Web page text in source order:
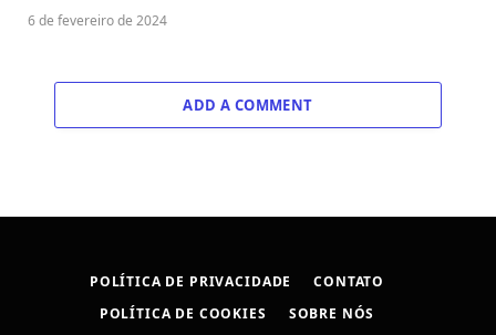
6 de fevereiro de 2024
ADD A COMMENT
POLÍTICA DE PRIVACIDADE
CONTATO
POLÍTICA DE COOKIES
SOBRE NÓS